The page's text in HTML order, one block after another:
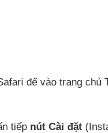
để vào trang chủ
tiếp nút Cài đặt